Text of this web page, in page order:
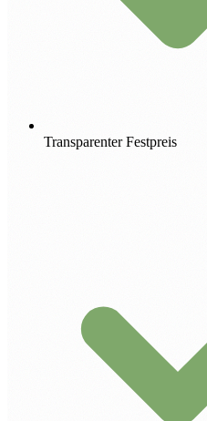
Transparenter Festpreis